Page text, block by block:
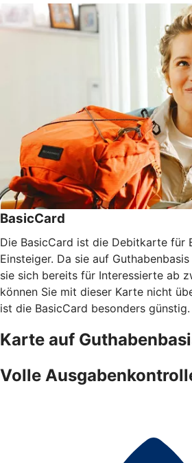
BasicCard
Die BasicCard ist die Debitkarte für
Einsteiger. Da sie auf
sie sich bereits für Interessierte ab
können Sie mit dieser Karte nicht
ist die BasicCard besonders günstig.
Karte auf
Volle